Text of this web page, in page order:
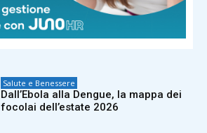
Salute e Benessere
Caldo record e rischi per la salute,
Pregliasco: “Afa senza tregua, lo
Salute e Benessere
Dall’Ebola alla Dengue, la mappa dei
focolai dell’estate 2026